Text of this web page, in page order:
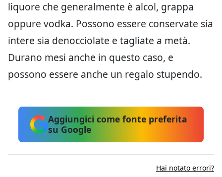
liquore che generalmente è alcol, grappa
oppure vodka. Possono essere conservate sia
intere sia denocciolate e tagliate a metà.
Durano mesi anche in questo caso, e
possono essere anche un regalo stupendo.
Aggiungici come fonte preferita
su Google
Hai notato errori?